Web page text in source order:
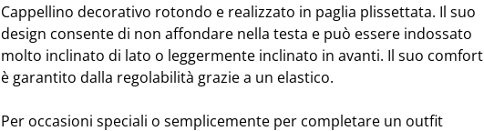
Cappellino decorativo rotondo e realizzato in paglia plissettata. Il suo
design consente di non affondare nella testa e può essere indossato
molto inclinato di lato o leggermente inclinato in avanti. Il suo comfort
è garantito dalla regolabilità grazie a un elastico.
Per occasioni speciali o semplicemente per completare un outfit